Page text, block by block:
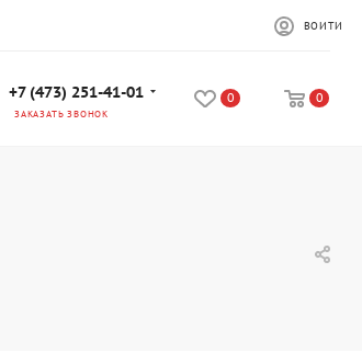
ВОЙТИ
+7 (473) 251-41-01
ЗАКАЗАТЬ ЗВОНОК
0 0